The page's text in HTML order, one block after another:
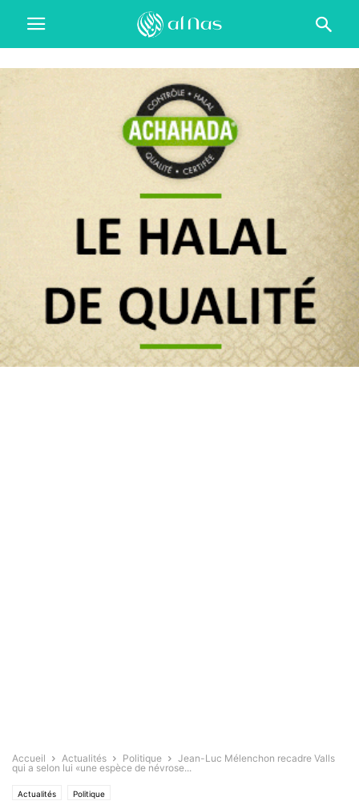
Accueil Actualités Politique
Jean-Luc Mélenchon recadre Valls
qui a selon lui «une espèce de névrose...
Actualités Politique